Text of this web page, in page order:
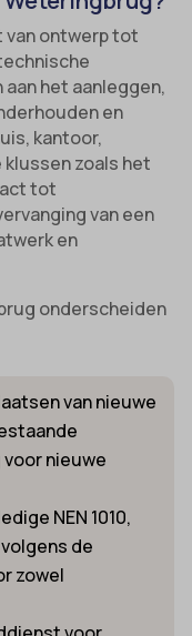
ontwerp tot
het aanleggen,
en
kantoor,
zoals het
tot
van een
en
onderscheiden
van nieuwe
nieuwe
NEN 1010,
volgens de
zowel